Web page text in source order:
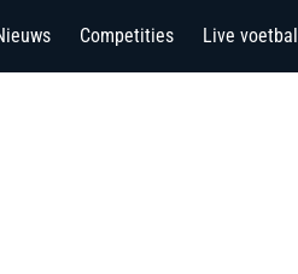
Competities Live voetbal